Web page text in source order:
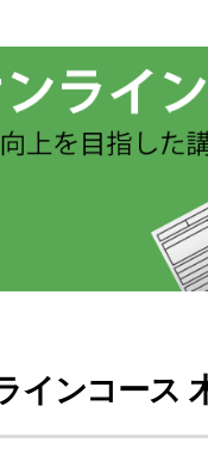
インコース